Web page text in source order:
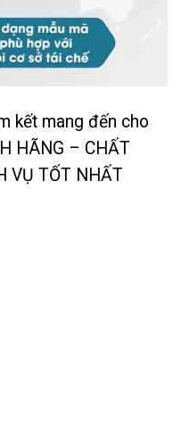
kết mang đến cho
HÃNG – CHẤT
VỤ TỐT NHẤT